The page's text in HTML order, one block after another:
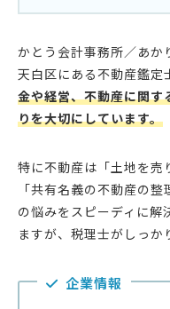
かとう会計事務所／あか
天白区にある不動産鑑定
金や経営、不動産に関
りを大切にしています。
特に不動産は「土地を売
「共有名義の不動産の
の悩みをスピーディに解
ますが、税理士がしっか
企業情報